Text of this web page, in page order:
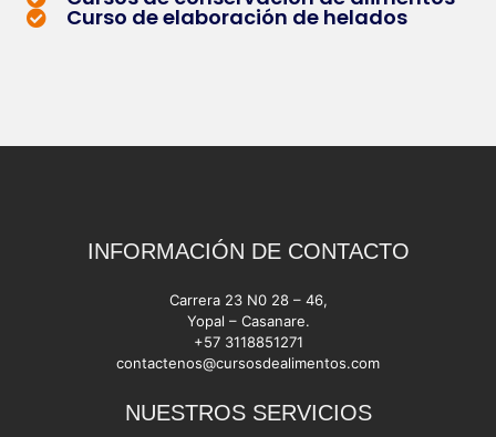
Curso de elaboración de helados
INFORMACIÓN DE CONTACTO
Carrera 23 N0 28 – 46,
Yopal – Casanare.
+57 3118851271
contactenos@cursosdealimentos.com
NUESTROS SERVICIOS